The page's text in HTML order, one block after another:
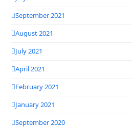
September 2021
August 2021
July 2021
April 2021
February 2021
January 2021
September 2020